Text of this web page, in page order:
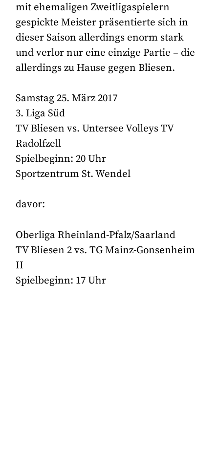
mit ehemaligen Zweitligaspielern
gespickte Meister präsentierte sich in
dieser Saison allerdings enorm stark
und verlor nur eine einzige Partie – die
allerdings zu Hause gegen Bliesen.
Samstag 25. März 2017
3. Liga Süd
TV Bliesen vs. Untersee Volleys TV
Radolfzell
Spielbeginn: 20 Uhr
Sportzentrum St. Wendel
davor:
Oberliga Rheinland-Pfalz/Saarland
TV Bliesen 2 vs. TG Mainz-Gonsenheim
II
Spielbeginn: 17 Uhr